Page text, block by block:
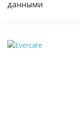
данными